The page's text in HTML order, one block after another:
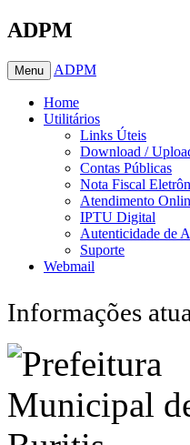
ADPM
Menu ADPM
Home
Utilitários
Links Úteis
Download /
Contas Públicas
Nota Fiscal
Atendimento
IPTU Digital
Autenticidade de
Suporte
Webmail
Informações